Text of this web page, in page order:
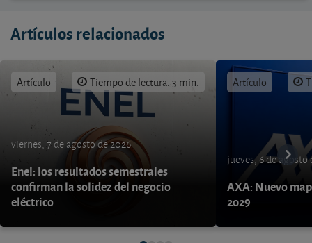
Artículos relacionados
Artículo Tiempo de lectura: 3 min.
viernes, 7 de agosto de 2026
Enel: los resultados semestrales
confirman la solidez del negocio
eléctrico
Artículo
jueves, 6 de agosto
AXA: Nuevo
2029